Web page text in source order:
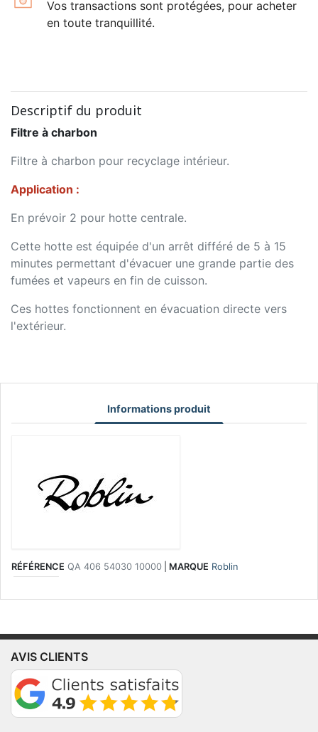
Vos transactions sont protégées, pour acheter
en toute tranquillité.
Descriptif du produit
Filtre à charbon
Filtre à charbon pour recyclage intérieur.
Application :
En prévoir 2 pour hotte centrale.
Cette hotte est équipée d'un arrêt différé de 5 à 15
minutes permettant d'évacuer une grande partie des
fumées et vapeurs en fin de cuisson.
Ces hottes fonctionnent en évacuation directe vers
l'extérieur.
Informations produit
RÉFÉRENCE QA 406 54030 10000 MARQUE Roblin
AVIS CLIENTS